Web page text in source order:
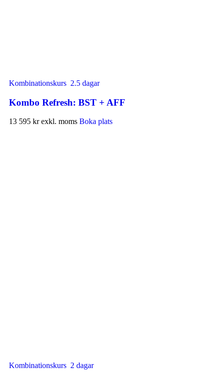
Kombinationskurs 2.5 dagar
Kombo Refresh: BST + AFF
13 595 krexkl. moms Boka plats
Kombinationskurs 2 dagar